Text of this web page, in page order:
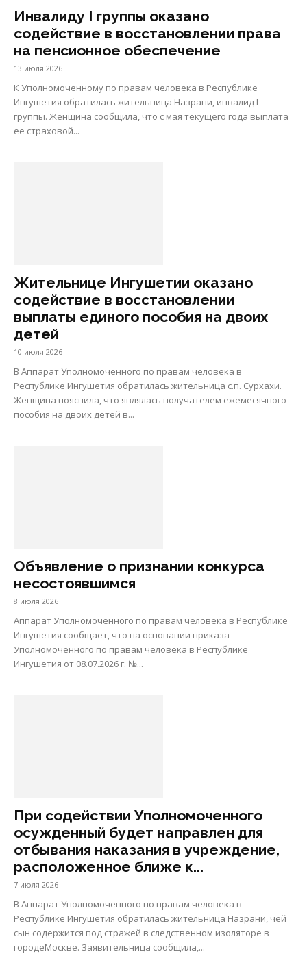
Инвалиду I группы оказано
содействие в восстановлении права
на пенсионное обеспечение
13 июля 2026
К Уполномоченному по правам человека в Республике
Ингушетия обратилась жительница Назрани, инвалид I
группы. Женщина сообщила, что с мая текущего года выплата
ее страховой...
Жительнице Ингушетии оказано
содействие в восстановлении
выплаты единого пособия на двоих
детей
10 июля 2026
В Аппарат Уполномоченного по правам человека в
Республике Ингушетия обратилась жительница с.п. Сурхахи.
Женщина пояснила, что являлась получателем ежемесячного
пособия на двоих детей в...
Объявление о признании конкурса
несостоявшимся
8 июля 2026
Аппарат Уполномоченного по правам человека в Республике
Ингушетия сообщает, что на основании приказа
Уполномоченного по правам человека в Республике
Ингушетия от 08.07.2026 г. №...
При содействии Уполномоченного
осужденный будет направлен для
отбывания наказания в учреждение,
расположенное ближе к...
7 июля 2026
В Аппарат Уполномоченного по правам человека в
Республике Ингушетия обратилась жительница Назрани, чей
сын содержится под стражей в следственном изоляторе в
городеМоскве. Заявительница сообщила,...